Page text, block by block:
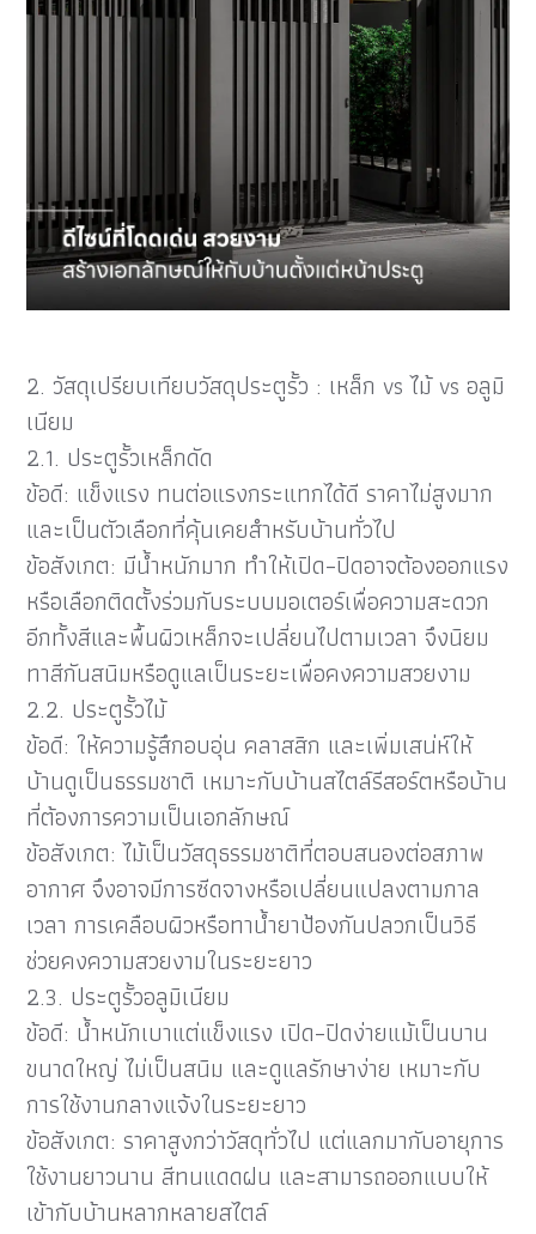
2. วัสดุเปรียบเทียบวัสดุประตูรั้ว : เหล็ก vs ไม้ vs อลูมิ
เนียม
2.1. ประตูรั้วเหล็กดัด
ข้อดี: แข็งแรง ทนต่อแรงกระแทกได้ดี ราคาไม่สูงมาก
และเป็นตัวเลือกที่คุ้นเคยสำหรับบ้านทั่วไป
ข้อสังเกต: มีน้ำหนักมาก ทำให้เปิด–ปิดอาจต้องออกแรง
หรือเลือกติดตั้งร่วมกับระบบมอเตอร์เพื่อความสะดวก
อีกทั้งสีและพื้นผิวเหล็กจะเปลี่ยนไปตามเวลา จึงนิยม
ทาสีกันสนิมหรือดูแลเป็นระยะเพื่อคงความสวยงาม
2.2. ประตูรั้วไม้
ข้อดี: ให้ความรู้สึกอบอุ่น คลาสสิก และเพิ่มเสน่ห์ให้
บ้านดูเป็นธรรมชาติ เหมาะกับบ้านสไตล์รีสอร์ตหรือบ้าน
ที่ต้องการความเป็นเอกลักษณ์
ข้อสังเกต: ไม้เป็นวัสดุธรรมชาติที่ตอบสนองต่อสภาพ
อากาศ จึงอาจมีการซีดจางหรือเปลี่ยนแปลงตามกาล
เวลา การเคลือบผิวหรือทาน้ำยาป้องกันปลวกเป็นวิธี
ช่วยคงความสวยงามในระยะยาว
2.3. ประตูรั้วอลูมิเนียม
ข้อดี: น้ำหนักเบาแต่แข็งแรง เปิด–ปิดง่ายแม้เป็นบาน
ขนาดใหญ่ ไม่เป็นสนิม และดูแลรักษาง่าย เหมาะกับ
การใช้งานกลางแจ้งในระยะยาว
ข้อสังเกต: ราคาสูงกว่าวัสดุทั่วไป แต่แลกมากับอายุการ
ใช้งานยาวนาน สีทนแดดฝน และสามารถออกแบบให้
เข้ากับบ้านหลากหลายสไตล์